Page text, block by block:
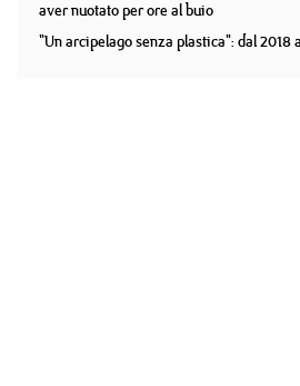
aver nuotato per ore al buio
"Un arcipelago senza plastica": dal